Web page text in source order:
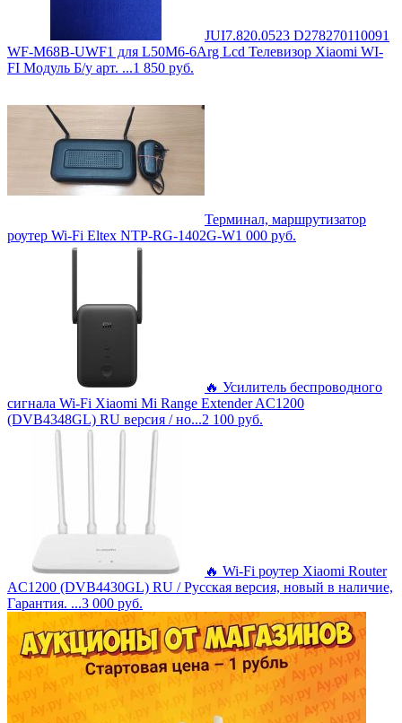
JUI7.820.0523 D278270110091
WF-M68B-UWF1 для L50M6-6Arg Lcd Телевизор Xiaomi WI-
FI Модуль Б/у арт. ...1 850 руб.
Терминал, маршрутизатор
роутер Wi-Fi Eltex NTP-RG-1402G-W1 000 руб.
🔥 Усилитель беспроводного
сигнала Wi-Fi Xiaomi Mi Range Extender AC1200
(DVB4348GL) RU версия / но...2 100 руб.
🔥 Wi-Fi роутер Xiaomi Router
AC1200 (DVB4430GL) RU / Русская версия, новый в наличие,
Гарантия. ...3 000 руб.